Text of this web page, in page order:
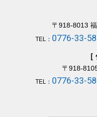
〒918-8013
TEL： 0776-33-
〒918-
TEL： 0776-33-